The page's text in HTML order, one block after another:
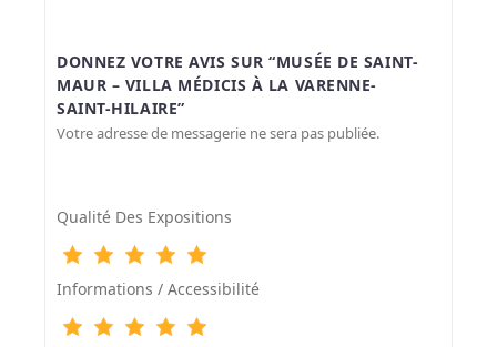
DONNEZ VOTRE AVIS SUR “MUSÉE DE SAINT-
MAUR – VILLA MÉDICIS À LA VARENNE-
SAINT-HILAIRE”
Votre adresse de messagerie ne sera pas publiée.
Qualité Des Expositions
Informations / Accessibilité